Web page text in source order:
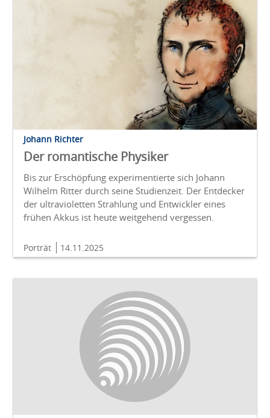
Johann Richter
Der romantische Physiker
Bis zur Erschöpfung experimentierte sich Johann
Wilhelm Ritter durch seine Studienzeit. Der Entdecker
der ultravioletten Strahlung und Entwickler eines
frühen Akkus ist heute weitgehend vergessen.
Porträt 14.11.2025